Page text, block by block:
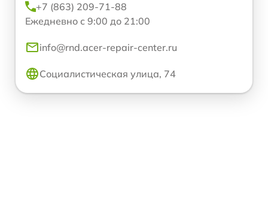
+7 (863) 209-71-88
Ежедневно с 9:00 до 21:00
info@rnd.acer-repair-center.ru
Социалистическая улица, 74